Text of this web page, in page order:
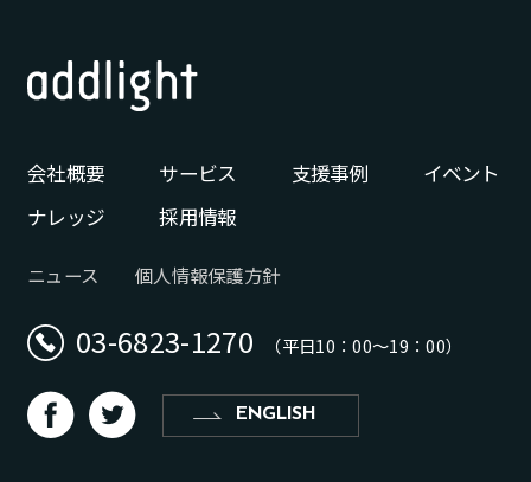
会社概要 サービス 支援事例
イベント
ナレッジ
採用情報
ニュース 個人情報保護方針
03-6823-1270 （平日10：00〜19：00）
d b ENGLISH